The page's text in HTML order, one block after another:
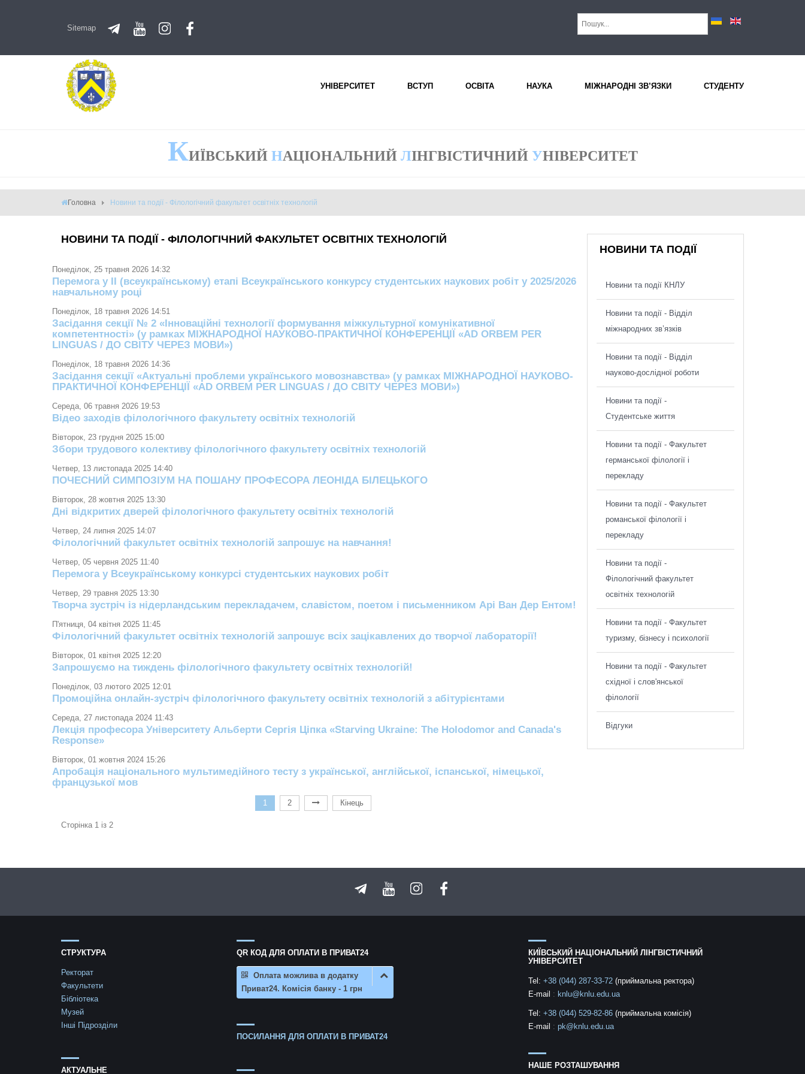
Sitemap
УНІВЕРСИТЕТ ВСТУП ОСВІТА НАУКА МІЖНАРОДНІ ЗВ’ЯЗКИ СТУДЕНТУ
КИЇВСЬКИЙ НАЦІОНАЛЬНИЙ ЛІНГВІСТИЧНИЙ УНІВЕРСИТЕТ
Головна Новини та події - Філологічний факультет освітніх технологій
НОВИНИ ТА ПОДІЇ - ФІЛОЛОГІЧНИЙ ФАКУЛЬТЕТ ОСВІТНІХ ТЕХНОЛОГІЙ
Понеділок, 25 травня 2026 14:32
Перемога у ІІ (всеукраїнському) етапі Всеукраїнського конкурсу студентських наукових робіт у 2025/2026
навчальному році
Понеділок, 18 травня 2026 14:51
Засідання секції № 2 «Інноваційні технології формування міжкультурної комунікативної
компетентності» (у рамках МІЖНАРОДНОЇ НАУКОВО-ПРАКТИЧНОЇ КОНФЕРЕНЦІЇ «AD ORBEM PER
LINGUAS / ДО СВІТУ ЧЕРЕЗ МОВИ»)
Понеділок, 18 травня 2026 14:36
Засідання секції «Актуальні проблеми українського мовознавства» (у рамках МІЖНАРОДНОЇ НАУКОВО-
ПРАКТИЧНОЇ КОНФЕРЕНЦІЇ «AD ORBEM PER LINGUAS / ДО СВІТУ ЧЕРЕЗ МОВИ»)
Середа, 06 травня 2026 19:53
Відео заходів філологічного факультету освітніх технологій
Вівторок, 23 грудня 2025 15:00
Збори трудового колективу філологічного факультету освітніх технологій
Четвер, 13 листопада 2025 14:40
ПОЧЕСНИЙ СИМПОЗІУМ НА ПОШАНУ ПРОФЕСОРА ЛЕОНІДА БІЛЕЦЬКОГО
Вівторок, 28 жовтня 2025 13:30
Дні відкритих дверей філологічного факультету освітніх технологій
Четвер, 24 липня 2025 14:07
Філологічний факультет освітніх технологій запрошує на навчання!
Четвер, 05 червня 2025 11:40
Перемога у Всеукраїнському конкурсі студентських наукових робіт
Четвер, 29 травня 2025 13:30
Творча зустріч із нідерландським перекладачем, славістом, поетом і письменником Арі Ван Дер Ентом!
П'ятниця, 04 квітня 2025 11:45
Філологічний факультет освітніх технологій запрошує всіх зацікавлених до творчої лабораторії!
Вівторок, 01 квітня 2025 12:20
Запрошуємо на тиждень філологічного факультету освітніх технологій!
Понеділок, 03 лютого 2025 12:01
Промоційна онлайн-зустріч філологічного факультету освітніх технологій з абітурієнтами
Середа, 27 листопада 2024 11:43
Лекція професора Університету Альберти Сергія Ціпка «Starving Ukraine: The Holodomor and Canada's
Response»
Вівторок, 01 жовтня 2024 15:26
Апробація національного мультимедійного тесту з української, англійської, іспанської, німецької,
французької мов
1 2 Кінець
Сторінка 1 із 2
НОВИНИ ТА ПОДІЇ
Новини та події КНЛУ
Новини та події - Відділ
міжнародних зв’язків
Новини та події - Відділ
науково-дослідної роботи
Новини та події -
Студентське життя
Новини та події - Факультет
германської філології і
перекладу
Новини та події - Факультет
романської філології і
перекладу
Новини та події -
Філологічний факультет
освітніх технологій
Новини та події - Факультет
туризму, бізнесу і психології
Новини та події - Факультет
східної і слов'янської
філології
Відгуки
СТРУКТУРА
Ректорат
Факультети
Бібліотека
Музей
Інші Підрозділи
АКТУАЛЬНЕ
QR КОД ДЛЯ ОПЛАТИ В ПРИВАТ24
Оплата можлива в додатку
Приват24. Комісія банку - 1 грн
ПОСИЛАННЯ ДЛЯ ОПЛАТИ В ПРИВАТ24
КИЇВСЬКИЙ НАЦІОНАЛЬНИЙ ЛІНГВІСТИЧНИЙ
УНІВЕРСИТЕТ
Tel: +38 (044) 287-33-72 (приймальна ректора)
E-mail : knlu@knlu.edu.ua
Tel: +38 (044) 529-82-86 (приймальна комісія)
E-mail : pk@knlu.edu.ua
НАШЕ РОЗТАШУВАННЯ